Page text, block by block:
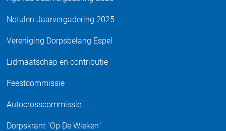
Notulen Jaarvergadering 2025
Vereniging Dorpsbelang Espel
Lidmaatschap en contributie
Feestcommissie
Autocrosscommissie
Dorpskrant "Op De Wieken"